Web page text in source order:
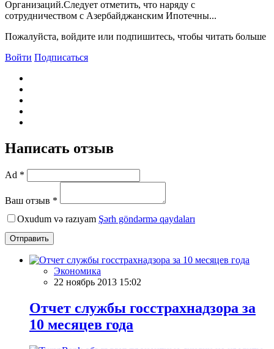
Организаций.Следует отметить, что наряду с
сотрудничеством с Азербайджанским Ипотечны...
Пожалуйста, войдите или подпишитесь, чтобы читать больше
Войти Подписаться
Написать отзыв
Ad *
Ваш отзыв *
Oxudum və razıyam Şərh göndərmə qaydaları
Отправить
Экономика
22 ноябрь 2013 15:02
Отчет службы госстрахнадзора за
10 месяцев года